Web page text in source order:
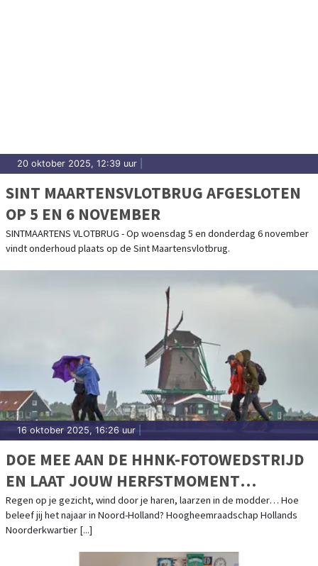
20 oktober 2025, 12:39 uur
SINT MAARTENSVLOTBRUG AFGESLOTEN
OP 5 EN 6 NOVEMBER
SINTMAARTENS VLOTBRUG - Op woensdag 5 en donderdag 6 november
vindt onderhoud plaats op de Sint Maartensvlotbrug.
16 oktober 2025, 16:26 uur
DOE MEE AAN DE HHNK-FOTOWEDSTRIJD
EN LAAT JOUW HERFSTMOMENT
SCHITTEREN!
Regen op je gezicht, wind door je haren, laarzen in de modder… Hoe
beleef jij het najaar in Noord-Holland? Hoogheemraadschap Hollands
Noorderkwartier [...]